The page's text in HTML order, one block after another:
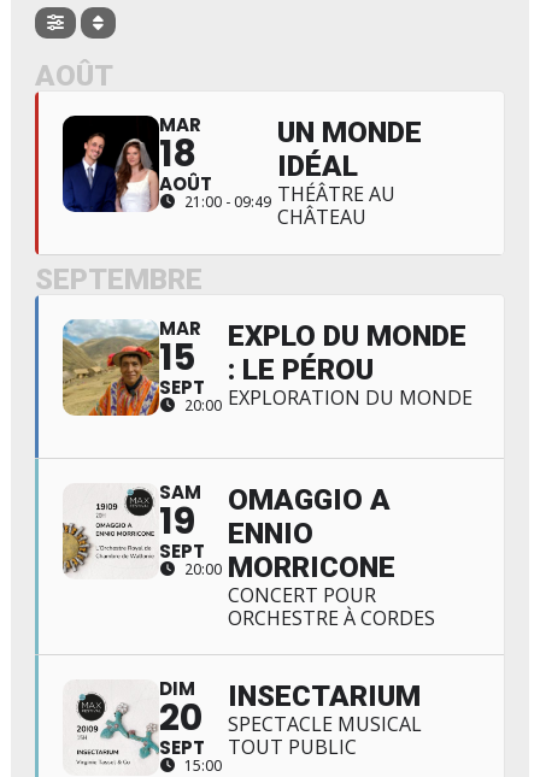
AOÛT
MAR
18
AOÛT
21:00 - 09:49
UN MONDE
IDÉAL
THÉÂTRE AU
CHÂTEAU
SEPTEMBRE
MAR
15
SEPT
20:00
EXPLO DU MONDE
: LE PÉROU
EXPLORATION DU MONDE
SAM
19
SEPT
20:00
OMAGGIO A
ENNIO
MORRICONE
CONCERT POUR
ORCHESTRE À CORDES
DIM
20
SEPT
15:00
INSECTARIUM
SPECTACLE MUSICAL
TOUT PUBLIC